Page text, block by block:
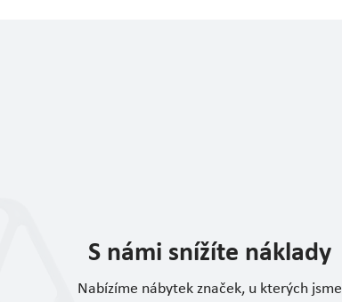
S námi snížíte náklady
Nabízíme nábytek značek, u kterých jsme